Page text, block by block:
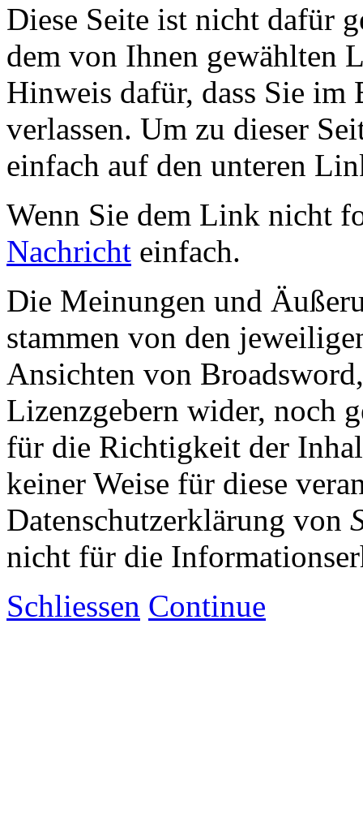
Diese Seite ist nicht dafür
dem von Ihnen gewählten
Hinweis dafür, dass Sie im
verlassen. Um zu dieser
einfach auf den unteren
Wenn Sie dem Link nicht
Nachricht einfach.
Die Meinungen und
stammen von den
Ansichten von
Lizenzgebern wider, noch
für die Richtigkeit der
keiner Weise für diese
Datenschutzerklärung von
nicht für die
Schliessen Continue